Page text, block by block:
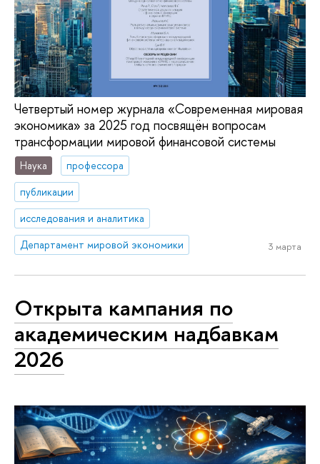
Четвертый номер журнала «Современная мировая
экономика» за 2025 год посвящён вопросам
трансформации мировой финансовой системы
Наука
профессора
публикации
исследования и аналитика
Департамент мировой экономики
3 марта
Открыта кампания по
академическим надбавкам
2026